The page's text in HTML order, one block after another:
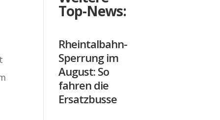
Top-News:
Rheintalbahn-
Sperrung im
August: So
fahren die
Ersatzbusse